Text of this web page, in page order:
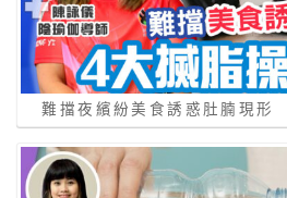
難擋夜繽紛美食誘惑肚腩現